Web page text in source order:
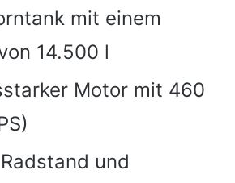
mit einem
14.500 l
Motor mit 460
und